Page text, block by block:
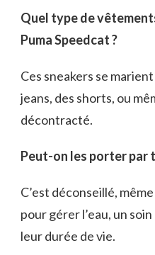
Quel type de
Puma Speedcat ?
Ces sneakers se
jeans, des shorts, ou
décontracté.
Peut-on les porter par
C’est déconseillé,
pour gérer l’eau, un
leur durée de vie.